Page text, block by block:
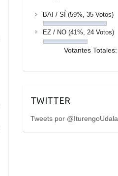
BAI / SÍ (59%, 35 Votos)
EZ / NO (41%, 24 Votos)
Votantes Totales:
TWITTER
Tweets por @IturengoUdala